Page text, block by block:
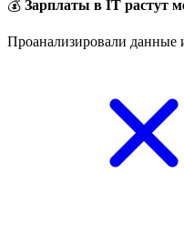
💰 Зарплаты в IT растут
Проанализировали данные